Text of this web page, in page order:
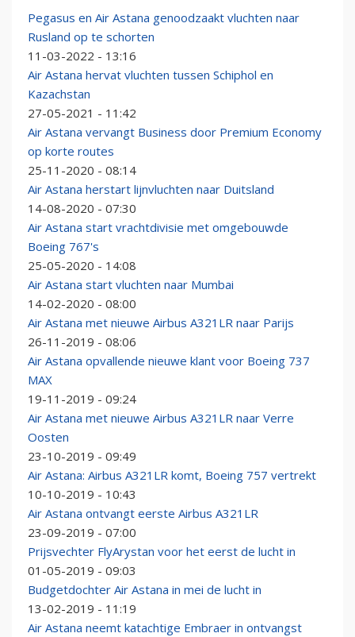
Pegasus en Air Astana genoodzaakt vluchten naar
Rusland op te schorten
11-03-2022 - 13:16
Air Astana hervat vluchten tussen Schiphol en
Kazachstan
27-05-2021 - 11:42
Air Astana vervangt Business door Premium Economy
op korte routes
25-11-2020 - 08:14
Air Astana herstart lijnvluchten naar Duitsland
14-08-2020 - 07:30
Air Astana start vrachtdivisie met omgebouwde
Boeing 767's
25-05-2020 - 14:08
Air Astana start vluchten naar Mumbai
14-02-2020 - 08:00
Air Astana met nieuwe Airbus A321LR naar Parijs
26-11-2019 - 08:06
Air Astana opvallende nieuwe klant voor Boeing 737
MAX
19-11-2019 - 09:24
Air Astana met nieuwe Airbus A321LR naar Verre
Oosten
23-10-2019 - 09:49
Air Astana: Airbus A321LR komt, Boeing 757 vertrekt
10-10-2019 - 10:43
Air Astana ontvangt eerste Airbus A321LR
23-09-2019 - 07:00
Prijsvechter FlyArystan voor het eerst de lucht in
01-05-2019 - 09:03
Budgetdochter Air Astana in mei de lucht in
13-02-2019 - 11:19
Air Astana neemt katachtige Embraer in ontvangst